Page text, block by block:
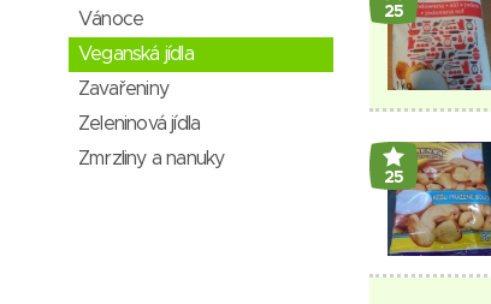
Vánoce
Veganská jídla
Zavařeniny
Zeleninová jídla
Zmrzliny a nanuky
25
25